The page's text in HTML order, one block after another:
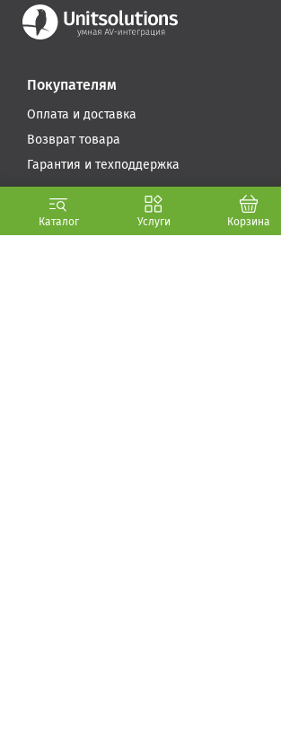
Услуги
Каталог Корзина
Покупателям
Оплата и доставка
Возврат товара
Гарантия и техподдержка
Компания